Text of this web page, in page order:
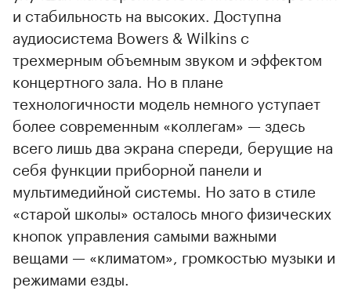
и стабильность на высоких. Доступна
аудиосистема Bowers & Wilkins с
трехмерным объемным звуком и эффектом
концертного зала. Но в плане
технологичности модель немного уступает
более современным «коллегам» — здесь
всего лишь два экрана спереди, берущие на
себя функции приборной панели и
мультимедийной системы. Но зато в стиле
«старой школы» осталось много физических
кнопок управления самыми важными
вещами — «климатом», громкостью музыки и
режимами езды.